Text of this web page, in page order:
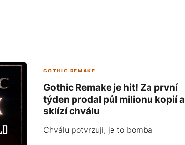
GOTHIC REMAKE
Gothic Remake je hit! Za první
týden prodal půl milionu kopií a
sklízí chválu
Chválu potvrzuji, je to bomba